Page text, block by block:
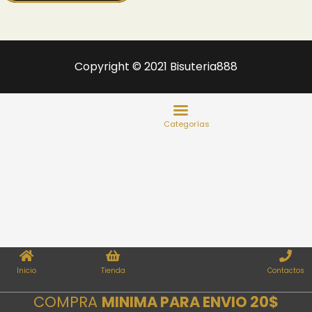
Copyright © 2021 Bisuteria888
Inicio Tienda Contactos
COMPRA MINIMA PARA ENVIO 20$